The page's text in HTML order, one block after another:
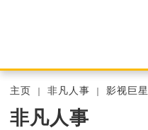
主页 非凡人事 影视巨星
非凡人事